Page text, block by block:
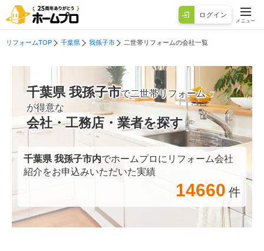
ログイン
メニュー
リフォームTOP 千葉県 我孫子市 二世帯リフォームの会社一覧
千葉県 我孫子市で二世帯リフォーム
が得意な
会社・工務店・業者を探す
千葉県 我孫子市内でホームプロにリフォーム会社
紹介をお申込みいただいた実績
14660 件